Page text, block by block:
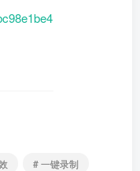
# 一键录制